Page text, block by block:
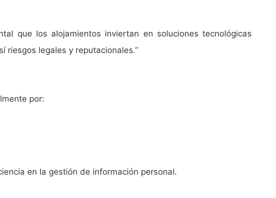
que los alojamientos inviertan en soluciones tecnológicas
riesgos legales y reputacionales.”
por:
en la gestión de información personal.